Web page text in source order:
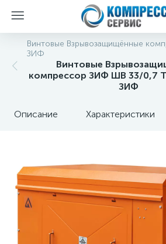
Винтовые Взрывозащищённые
ЗИФ
Винтовые
компрессор ЗИФ ШВ 33/0,7 Т
ЗИФ
Описание Характеристики